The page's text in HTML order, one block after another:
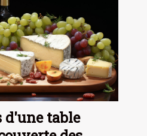
d'une table